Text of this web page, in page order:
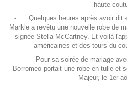
haute
-
Quelques heures après avoir dit
Markle a revêtu une nouvelle robe de
signée Stella McCartney. Et voilà
américaines et des tours du
-
Pour sa soirée de mariage
Borromeo portait une robe en tulle et
Majeur, le 1er